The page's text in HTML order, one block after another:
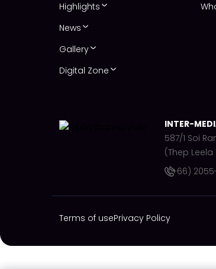
Highlights
News
Gallery
Digital Zone
INTER-
587/1 Soi
(Thep Leela
(+66)
Terms of usePrivacy Policy